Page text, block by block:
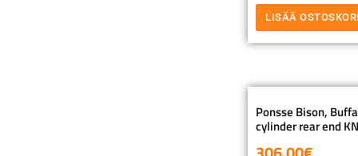
LISÄÄ
Ponsse Bison,
cylinder rear end